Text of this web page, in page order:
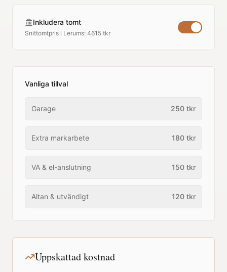
Inkludera tomt
Snittomtpris i Lerums: 4615 tkr
Vanliga tillval
Garage 250 tkr
Extra markarbete 180 tkr
VA & el-anslutning 150 tkr
Altan & utvändigt 120 tkr
Uppskattad kostnad